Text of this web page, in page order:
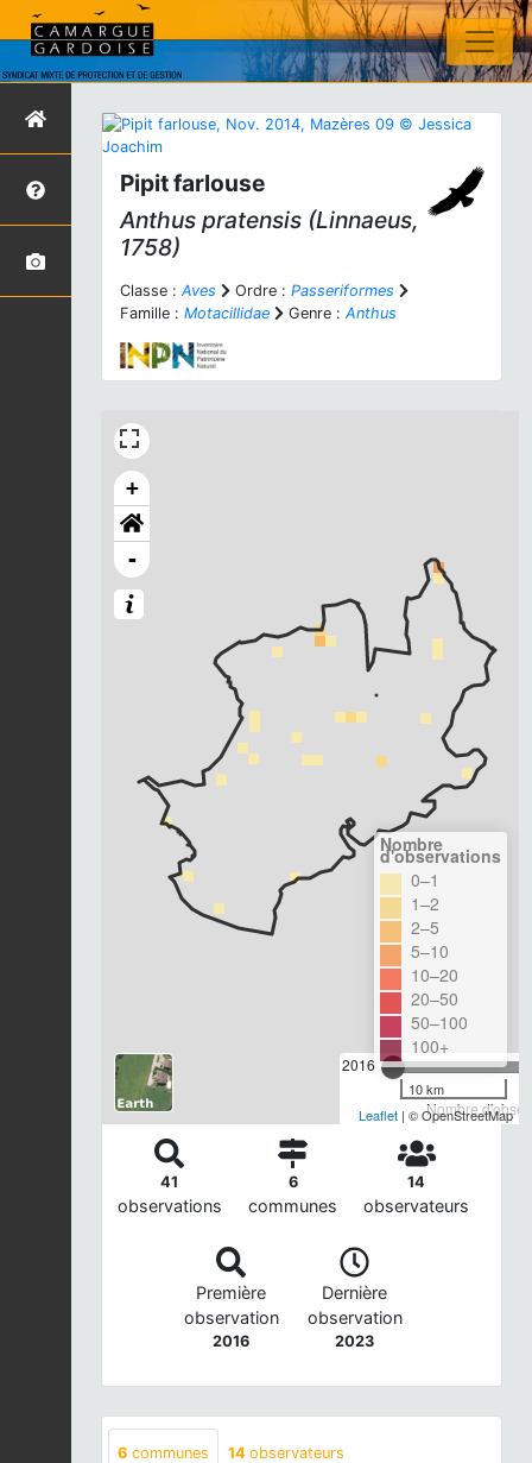
Pipit farlouse
Anthus pratensis (Linnaeus,
1758)
Classe : Aves Ordre : Passeriformes
Famille : Motacillidae Genre : Anthus
+
-
2016
Nombre
Nombre
d'observations
0–1
1–2
2–5
5–10
10–20
20–50
50–100
100+
10 km
Leaflet | © OpenStreetMap
41
observations
6
communes
14
observateurs
Première
observation
2016
Dernière
observation
2023
6 communes 14 observateurs